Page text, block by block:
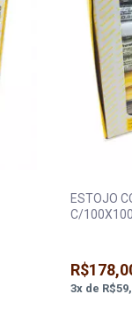
ESTOJO
C/
3xde